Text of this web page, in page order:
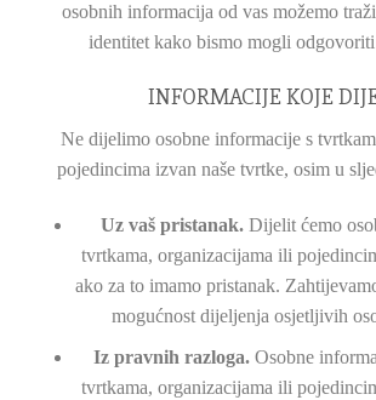
osobnih informacija od vas možemo
identitet kako bismo mogli odgovoriti
INFORMACIJE KOJE
Ne dijelimo osobne informacije s
pojedincima izvan naše tvrtke, osim u
Uz vaš pristanak.Dijelit ćemo
tvrtkama, organizacijama ili
ako za to imamo pristanak.
mogućnost dijeljenja osjetljivih
Iz pravnih razloga. Osobne
tvrtkama, organizacijama ili